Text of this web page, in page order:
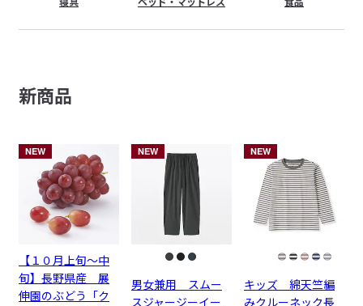
新商品
NEW
【１０月上旬～中
旬】長野県産 展
伸園のぶどう「ク
NEW
男女兼用 スムー
スジャージーイー
NEW
キッズ 綿天竺編
みクルーネック長